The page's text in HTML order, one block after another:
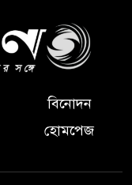
বিনোদন
হোমপেজ